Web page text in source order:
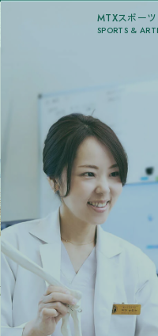
MTXスポー
SPORTS &